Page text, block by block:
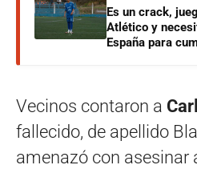
Es un crack,
Atlético y
España para
Vecinos contaron a
fallecido, de apellido
amenazó con asesinar